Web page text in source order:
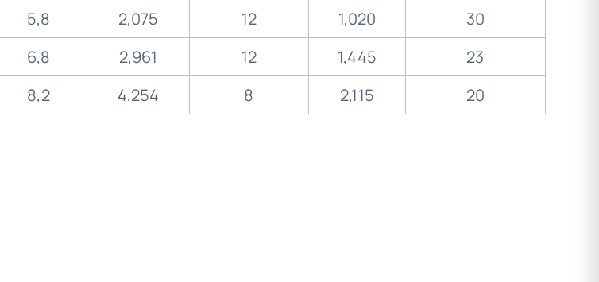
5,8 2,075 12 1,020
30
6,8 2,961 12 1,445
23
8,2 4,254 8 2,115 20